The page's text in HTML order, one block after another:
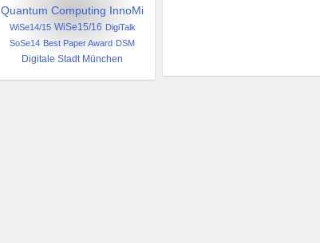
Quantum Computing InnoMi
WiSe14/15 WiSe15/16 DigiTalk
SoSe14 Best Paper Award DSM
Digitale Stadt München